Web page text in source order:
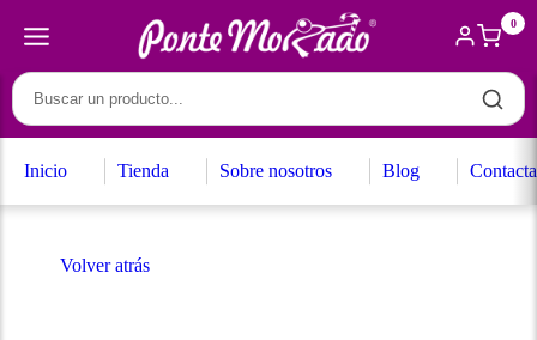
0
Inicio Tienda Sobre nosotros Blog
Volver atrás